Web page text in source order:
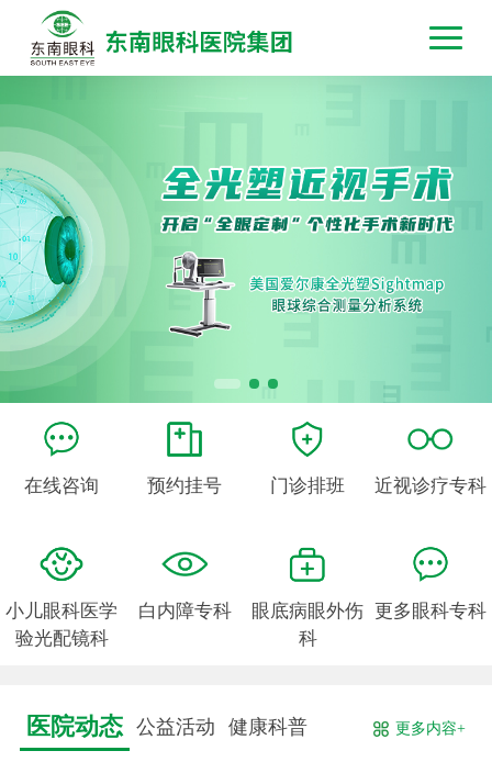
在线咨询 预约挂号 门诊排班 近视诊疗专科
小儿眼科医学
验光配镜科
白内障专科
眼底病眼外伤
科
更多眼科专科
医院动态 公益活动 健康科普 更多内容+